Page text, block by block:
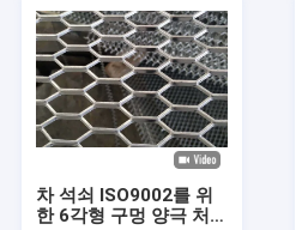
제품
VR 쇼
회사 소개
차 석쇠 ISO9002를 위
한 6각형 구멍 양극 처리